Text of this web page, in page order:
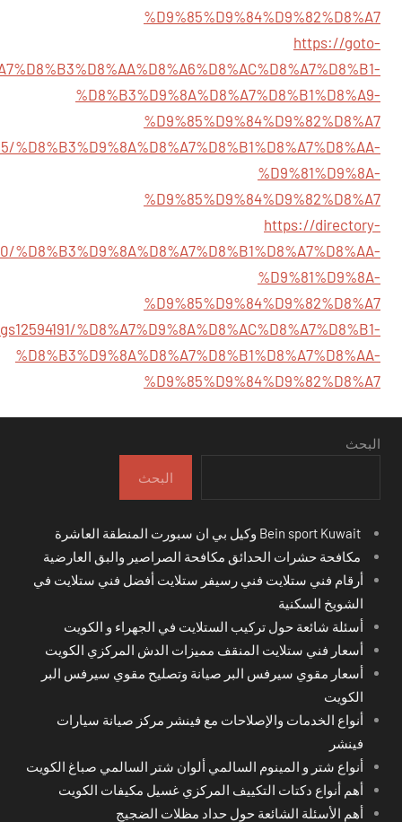
%D9%85%D9%84%D9%82%D8%A7
https://goto-
%D8%B3%D9%8A%D8%A7%D8%B1%D8%A9-
%D9%85%D9%84%D9%82%D8%A7
%D9%81%D9%8A-
%D9%85%D9%84%D9%82%D8%A7
https://directory-
%D9%81%D9%8A-
%D9%85%D9%84%D9%82%D8%A7
%D8%A7%D9%8A%D8%AC%D8%A7%D8%B1-
%D8%B3%D9%8A%D8%A7%D8%B1%D8%A7%D8%AA-
%D9%85%D9%84%D9%82%D8%A7
البحث
البحث
مكافحة حشرات الحدائق مكافحة الصراصير والبق العارضية
أرقام فني ستلايت فني رسيفر ستلايت أفضل فني ستلايت في
الشويخ السكنية
أسئلة شائعة حول تركيب الستلايت في الجهراء و الكويت
أسعار فني ستلايت المنقف مميزات الدش المركزي الكويت
أسعار مقوي سيرفس البر صيانة وتصليح مقوي سيرفس البر
الكويت
أنواع الخدمات والإصلاحات مع فينشر مركز صيانة سيارات
فينشر
أنواع شتر و المينوم السالمي ألوان شتر السالمي صباغ الكويت
أهم أنواع دكتات التكييف المركزي غسيل مكيفات الكويت
أهم الأسئلة الشائعة حول حداد مظلات الضجيج